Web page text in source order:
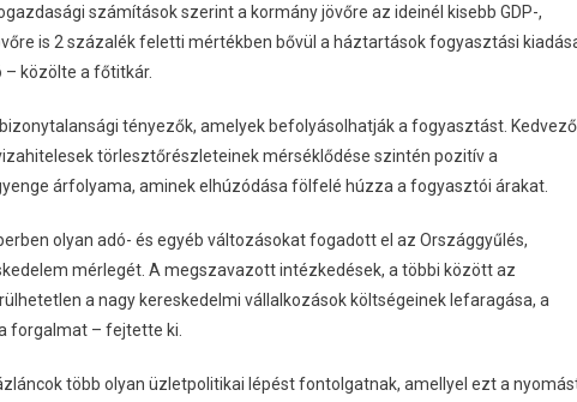
számítások szerint a kormány jövőre az ideinél kisebb GDP-,
is 2 százalék feletti mértékben bővül a háztartások fogyasztási
– közölte a főtitkár.
tényezők, amelyek befolyásolhatják a fogyasztást.
törlesztőrészleteinek mérséklődése szintén pozitív a
árfolyama, aminek elhúzódása fölfelé húzza a fogyasztói árakat.
olyan adó- és egyéb változásokat fogadott el az Országgyűlés,
mérlegét. A megszavazott intézkedések, a többi között az
a nagy kereskedelmi vállalkozások költségeinek lefaragása, a
forgalmat – fejtette ki.
több olyan üzletpolitikai lépést fontolgatnak, amellyel ezt a